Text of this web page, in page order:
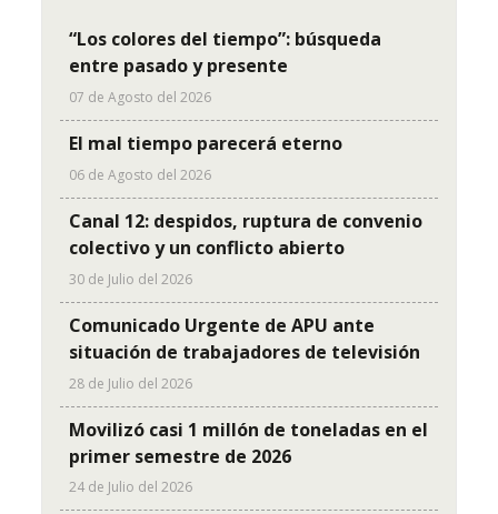
“Los colores del tiempo”: búsqueda
entre pasado y presente
07 de Agosto del 2026
El mal tiempo parecerá eterno
06 de Agosto del 2026
Canal 12: despidos, ruptura de convenio
colectivo y un conflicto abierto
30 de Julio del 2026
Comunicado Urgente de APU ante
situación de trabajadores de televisión
28 de Julio del 2026
Movilizó casi 1 millón de toneladas en el
primer semestre de 2026
24 de Julio del 2026